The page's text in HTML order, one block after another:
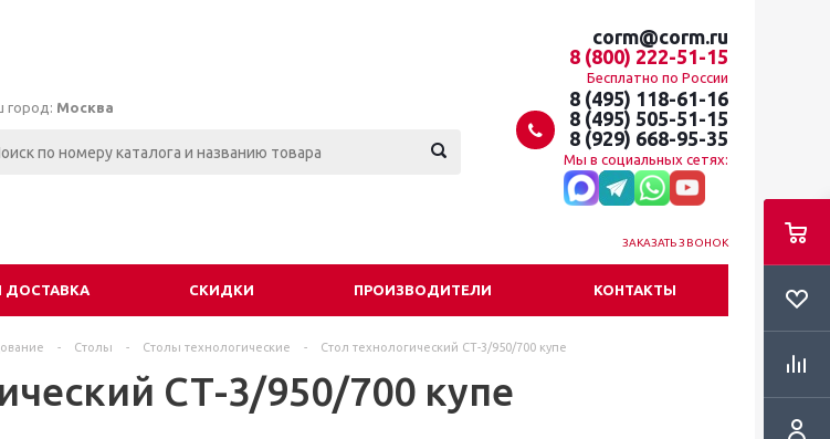
город: Москва
corm@corm.ru
8 (800) 222-51-15
Бесплатно по России
8 (495) 118-61-16
8 (495) 505-51-15
8 (929) 668-95-35
Мы в социальных сетях:
ЗАКАЗАТЬ ЗВОНОК
ДОСТАВКА СКИДКИ ПРОИЗВОДИТЕЛИ КОНТАКТЫ
- Столы - Столы технологические - Стол технологический СТ-3/950/700 купе
СТ-3/950/700 купе